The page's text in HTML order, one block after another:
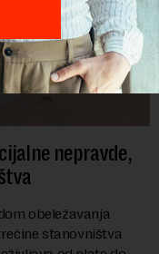
nepravde,
obeležavanja
stanovništva